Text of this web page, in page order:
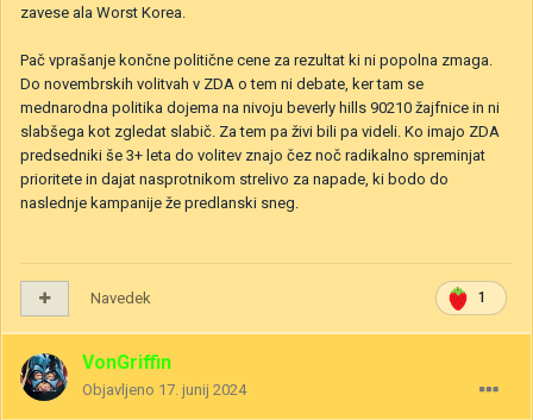
zavese ala Worst Korea.
Pač vprašanje končne politične cene za rezultat ki ni popolna zmaga.
Do novembrskih volitvah v ZDA o tem ni debate, ker tam se
mednarodna politika dojema na nivoju beverly hills 90210 žajfnice in ni
slabšega kot zgledat slabič. Za tem pa živi bili pa videli. Ko imajo ZDA
predsedniki še 3+ leta do volitev znajo čez noč radikalno spreminjat
prioritete in dajat nasprotnikom strelivo za napade, ki bodo do
naslednje kampanije že predlanski sneg.
1
Navedek
VonGriffin
Objavljeno 17. junij 2024